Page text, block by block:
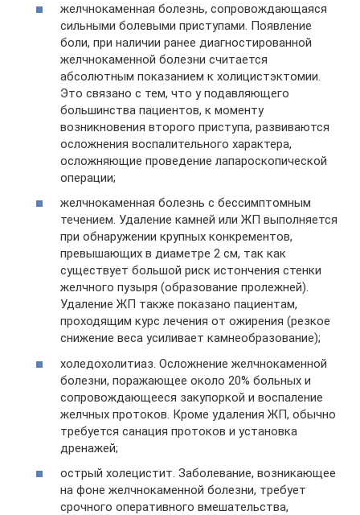
желчнокаменная болезнь, сопровождающаяся
сильными болевыми приступами. Появление
боли, при наличии ранее диагностированной
желчнокаменной болезни считается
абсолютным показанием к холицистэктомии.
Это связано с тем, что у подавляющего
большинства пациентов, к моменту
возникновения второго приступа, развиваются
осложнения воспалительного характера,
осложняющие проведение лапароскопической
операции;
желчнокаменная болезнь с бессимптомным
течением. Удаление камней или ЖП выполняется
при обнаружении крупных конкрементов,
превышающих в диаметре 2 см, так как
существует большой риск истончения стенки
желчного пузыря (образование пролежней).
Удаление ЖП также показано пациентам,
проходящим курс лечения от ожирения (резкое
снижение веса усиливает камнеобразование);
холедохолитиаз. Осложнение желчнокаменной
болезни, поражающее около 20% больных и
сопровождающееся закупоркой и воспаление
желчных протоков. Кроме удаления ЖП, обычно
требуется санация протоков и установка
дренажей;
острый холецистит. Заболевание, возникающее
на фоне желчнокаменной болезни, требует
срочного оперативного вмешательства,